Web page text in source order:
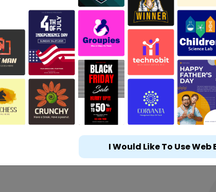
I Would Like To Use Web